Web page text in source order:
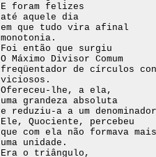
E foram felizes
até aquele dia
em que tudo vira afinal
monotonia.
Foi então que surgiu
O Máximo Divisor Comum
freqüentador de círculos
viciosos.
Ofereceu-lhe, a ela,
uma grandeza absoluta
e reduziu-a a um denominador
Ele, Quociente, percebeu
que com ela não formava
uma unidade.
Era o triângulo,